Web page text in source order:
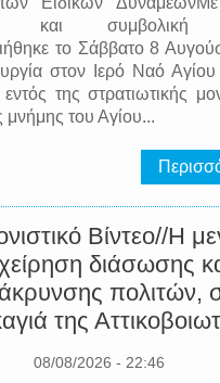
και συμβολική
το Σάββατο 8
στον Ιερό Ναό
της στρατιωτικής
μνήμης του Αγίου...
Βίντεο//Η
διάσωσης
πολιτών,
της
08/08/2026 - 22:46